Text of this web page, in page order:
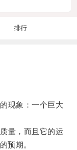
排行
现象：一个巨大
量，而且它的运
预期。